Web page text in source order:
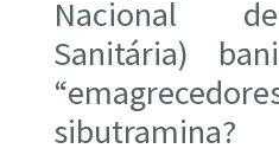
Nacional
Sanitária)
sibutramina?